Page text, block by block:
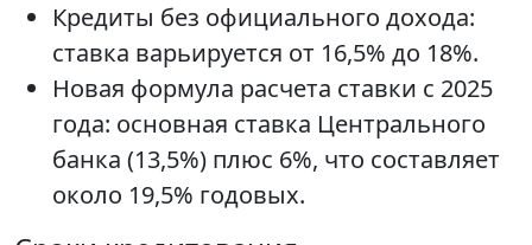
Кредиты без официального дохода:
ставка варьируется от 16,5% до 18%.
Новая формула расчета ставки с 2025
года: основная ставка Центрального
банка (13,5%) плюс 6%, что составляет
около 19,5% годовых.